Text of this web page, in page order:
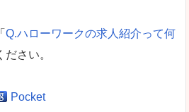
Q.ハローワークの求人紹介って何
ださい。
Pocket